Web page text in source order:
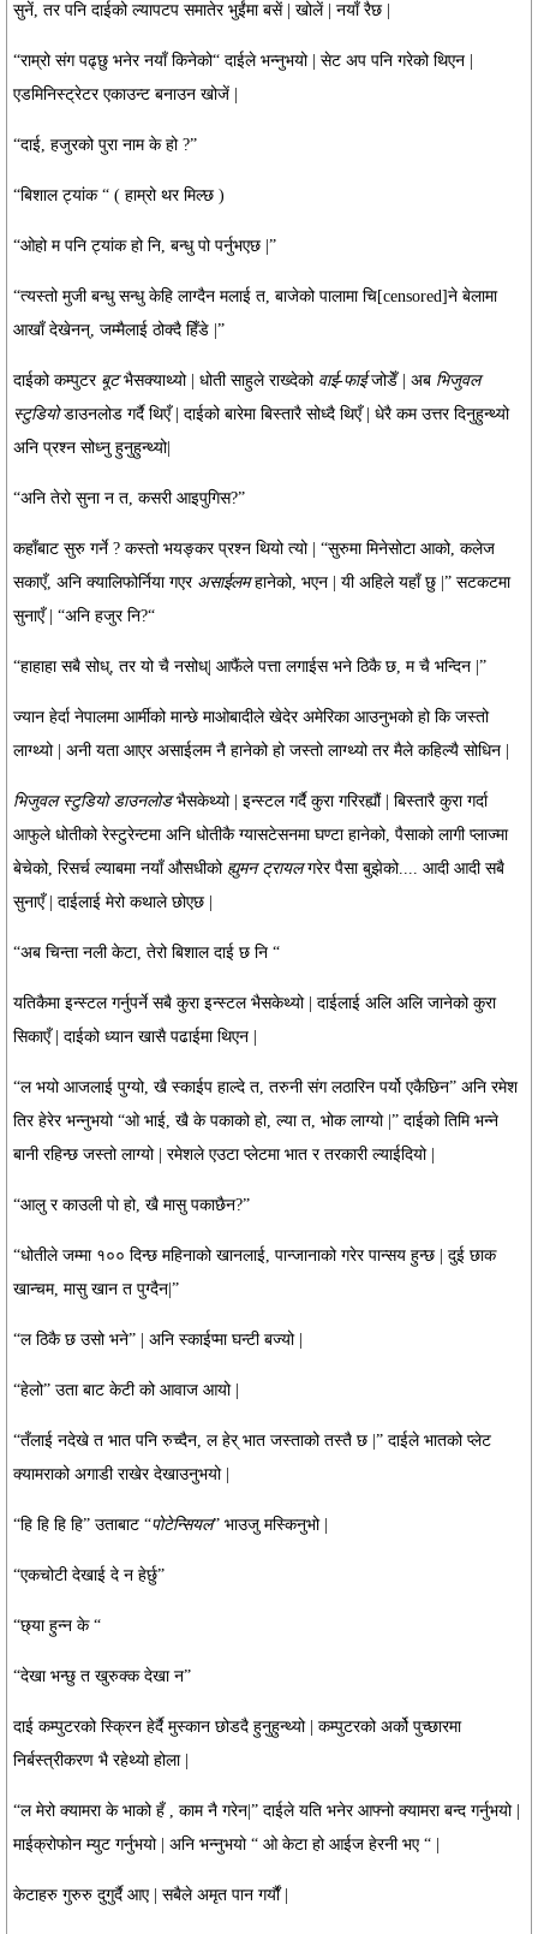
सुनें, तर पनि दाईको ल्यापटप समातेर भुईंमा बसें | खोलें | नयाँ रैछ |
“राम्रो संग पढ्छु भनेर नयाँ किनेको“ दाईले भन्नुभयो | सेट अप पनि गरेको थिएन |
एडमिनिस्ट्रेटर एकाउन्ट बनाउन खोजें |
“दाई, हजुरको पुरा नाम के हो ?”
“बिशाल ट्यांक “ ( हाम्रो थर मिल्छ )
“ओहो म पनि ट्यांक हो नि, बन्धु पो पर्नुभएछ |”
“त्यस्तो मुजी बन्धु सन्धु केहि लाग्दैन मलाई त, बाजेको पालामा चि[censored]ने बेलामा
आखाँ देखेनन्, जम्मैलाई ठोक्दै हिँडे |”
दाईको कम्पुटर बूटभैसक्याथ्यो | धोती साहुले राख्देको वाई-फाईजोडेँ | अब भिजुवल
स्टुडियोडाउनलोड गर्दै थिएँ | दाईको बारेमा बिस्तारै सोध्दै थिएँ | धेरै कम उत्तर दिनुहुन्थ्यो
अनि प्रश्न सोध्नु हुनुहुन्थ्यो|
“अनि तेरो सुना न त, कसरी आइपुगिस?”
कहाँबाट सुरु गर्ने ? कस्तो भयङ्कर प्रश्न थियो त्यो | “सुरुमा मिनेसोटा आको, कलेज
सकाएँ, अनि क्यालिफोर्निया गएर असाईलमहानेको, भएन | यी अहिले यहाँ छु |” सटकटमा
सुनाएँ | “अनि हजुर नि?“
“हाहाहा सबै सोध्, तर यो चै नसोध्| आफैंले पत्ता लगाईस भने ठिकै छ, म चै भन्दिन |”
ज्यान हेर्दा नेपालमा आर्मीको मान्छे माओबादीले खेदेर अमेरिका आउनुभको हो कि जस्तो
लाग्थ्यो | अनी यता आएर असाईलम नै हानेको हो जस्तो लाग्थ्यो तर मैले कहिल्यै सोधिन |
भिजुवल स्टुडियो डाउनलोडभैसकेथ्यो | इन्स्टल गर्दै कुरा गरिरह्यौं | बिस्तारै कुरा गर्दा
आफुले धोतीको रेस्टुरेन्टमा अनि धोतीकै ग्यासटेसनमा घण्टा हानेको, पैसाको लागी प्लाज्मा
बेचेको, रिसर्च ल्याबमा नयाँ औसधीको ह्युमन ट्रायलगरेर पैसा बुझेको.... आदी आदी सबै
सुनाएँ | दाईलाई मेरो कथाले छोएछ |
“अब चिन्ता नली केटा, तेरो बिशाल दाई छ नि “
यतिकैमा इन्स्टल गर्नुपर्ने सबै कुरा इन्स्टल भैसकेथ्यो | दाईलाई अलि अलि जानेको कुरा
सिकाएँ | दाईको ध्यान खासै पढाईमा थिएन |
“ल भयो आजलाई पुग्यो, खै स्काईप हाल्दे त, तरुनी संग लठारिन पर्यो एकैछिन” अनि रमेश
तिर हेरेर भन्नुभयो “ओ भाई, खै के पकाको हो, ल्या त, भोक लाग्यो |” दाईको तिमि भन्ने
बानी रहिन्छ जस्तो लाग्यो | रमेशले एउटा प्लेटमा भात र तरकारी ल्याईदियो |
“आलु र काउली पो हो, खै मासु पकाछैन?”
“धोतीले जम्मा १०० दिन्छ महिनाको खानलाई, पान्जानाको गरेर पान्सय हुन्छ | दुई छाक
खान्चम, मासु खान त पुग्दैन|”
“ल ठिकै छ उसो भने” | अनि स्काईप्मा घन्टी बज्यो |
“हेलो” उता बाट केटी को आवाज आयो |
“तँलाई नदेखे त भात पनि रुच्दैन, ल हेर् भात जस्ताको तस्तै छ |” दाईले भातको प्लेट
क्यामराको अगाडी राखेर देखाउनुभयो |
“हि हि हि हि” उताबाट “पोटेन्सियल” भाउजु मस्किनुभो |
“एकचोटी देखाई दे न हेर्छु”
“छ्या हुन्न के “
“देखा भन्छु त खुरुक्क देखा न”
दाई कम्पुटरको स्क्रिन हेर्दै मुस्कान छोडदै हुनुहुन्थ्यो | कम्पुटरको अर्को पुच्छारमा
निर्बस्त्रीकरण भै रहेथ्यो होला |
“ल मेरो क्यामरा के भाको हँ , काम नै गरेन|” दाईले यति भनेर आफ्नो क्यामरा बन्द गर्नुभयो |
माईक्रोफोन म्युट गर्नुभयो | अनि भन्नुभयो “ ओ केटा हो आईज हेरनी भए “ |
केटाहरु गुरुरु दुगुर्दै आए | सबैले अमृत पान गर्यौं |